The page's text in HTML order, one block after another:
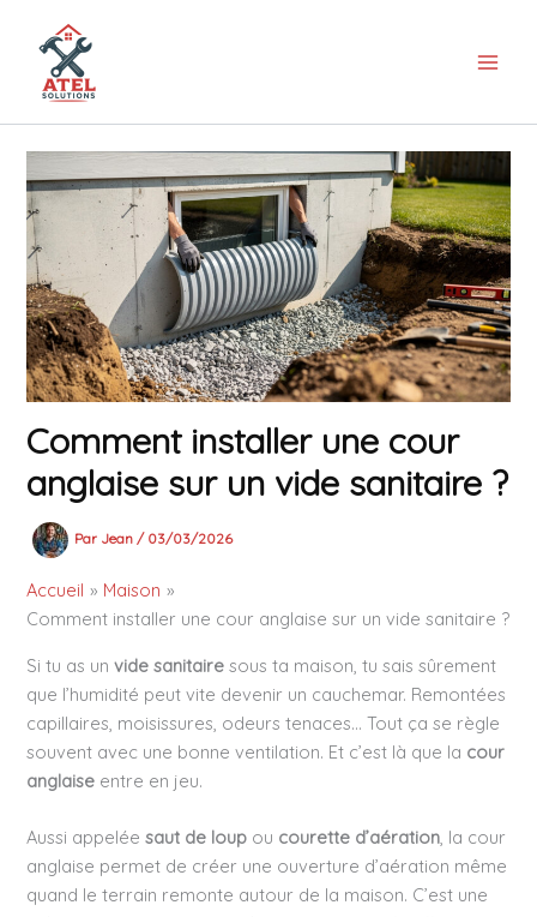
contenu
Comment installer une cour
anglaise sur un vide sanitaire ?
Par Jean/ 03/03/2026
Accueil
Maison
Comment installer une cour anglaise sur un vide sanitaire ?
Si tu as unvide sanitaire sous ta maison, tu sais sûrement
que l’humidité peut vite devenir un cauchemar. Remontées
capillaires, moisissures, odeurs tenaces… Tout ça se règle
souvent avec une bonne ventilation. Et c’est là que la cour
anglaise entre en jeu.
Aussi appeléesaut de loup ou courette d’aération, la cour
anglaise permet de créer une ouverture d’aération même
quand le terrain remonte autour de la maison. C’est une